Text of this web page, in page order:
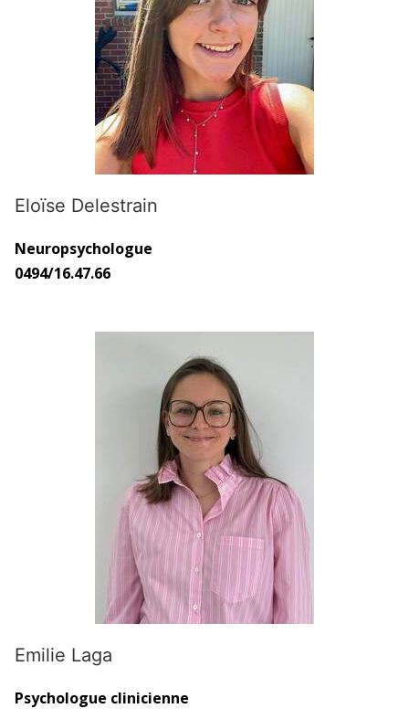
Eloïse Delestrain
Neuropsychologue
0494/16.47.66
Emilie Laga
Psychologue clinicienne